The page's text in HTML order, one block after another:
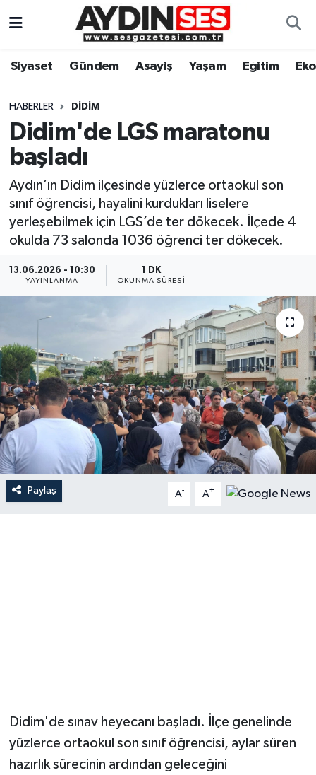
Siyaset Gündem Asayiş Yaşam Eğitim
HABERLER DIDIM
Didim'de LGS maratonu
başladı
Aydın’ın Didim ilçesinde yüzlerce ortaokul son
sınıf öğrencisi, hayalini kurdukları liselere
yerleşebilmek için LGS’de ter dökecek. İlçede 4
okulda 73 salonda 1036 öğrenci ter dökecek.
13.06.2026 - 10:30
YAYINLANMA
1 DK
OKUNMA SÜRESI
Paylaş A- A+
Didim'de sınav heyecanı başladı. İlçe genelinde
yüzlerce ortaokul son sınıf öğrencisi, aylar süren
hazırlık sürecinin ardından geleceğini
Gündem
Siyaset
Ekonomi
Yaşam
Eğitim
Kültür Sanat
Aydın Hava Durumu
Aydin Namaz Vakitleri
Aydın Trafik Yoğunluk Haritası
Süper Lig Puan Durumu ve Fikstür
Tüm Manşetler
Son Dakika Haberleri